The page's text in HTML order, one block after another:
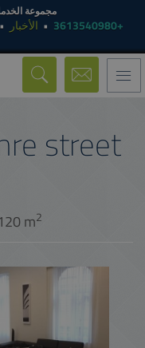
مجموعة
+3613540980 الأخبار
Toggle
navigation
street
m2